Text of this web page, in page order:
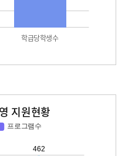
학급당학생수
지원현황